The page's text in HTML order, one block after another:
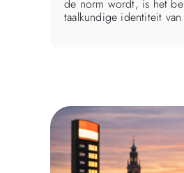
de norm wordt, is het
taalkundige identiteit